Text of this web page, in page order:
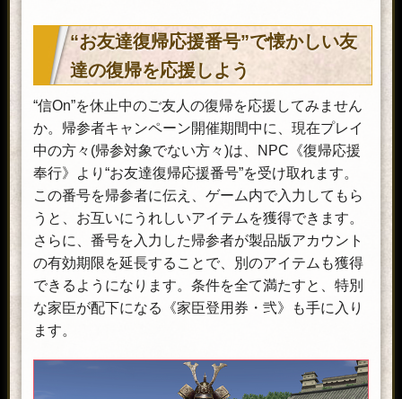
変幻紋飾之箱・壱
×1
華炎、氷晶、雷駆、風舞の変幻紋
飾(武器に視覚効果を付けられるア
イテム)のうち、どれか一つが入っ
びっくり上級染料×
3
装備品を染色できるアイテム。
入門之勾玉・彩×1
最終段階まで成長済みの軍神を降
神できるアイテム。
※降神可能な軍神:大国主、月読、伊邪
那美、時を喰らう神
領国銀大包×1 使用すると領国銀が手に入る。
軍神の強化に必要なアイテム。
《力の源》の50個分の効果があ
“お友達復帰応援番号”で懐かしい友
達の復帰を応援しよう
“信On”を休止中のご友人の復帰を応援してみません
か。帰参者キャンペーン開催期間中に、現在プレイ
中の方々(帰参対象でない方々)は、NPC《復帰応援
奉行》より“お友達復帰応援番号”を受け取れます。
この番号を帰参者に伝え、ゲーム内で入力してもら
うと、お互いにうれしいアイテムを獲得できます。
さらに、番号を入力した帰参者が製品版アカウント
の有効期限を延長することで、別のアイテムも獲得
できるようになります。条件を全て満たすと、特別
な家臣が配下になる《家臣登用券・弐》も手に入り
ます。